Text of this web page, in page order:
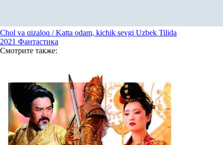
Chol va qizaloq / Katta odam, kichik sevgi Uzbek Tilida
2021 Фантастика
Смотрите также: